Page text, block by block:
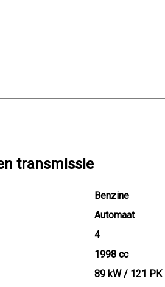
transmissie
Benzine
Automaat
4
1998 cc
89 kW / 121 PK